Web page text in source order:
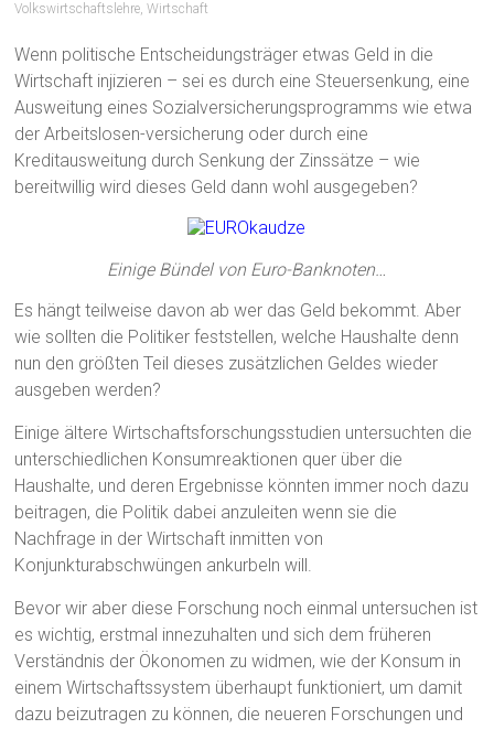
Volkswirtschaftslehre,Wirtschaft
Wenn politische Entscheidungsträger etwas Geld in die
Wirtschaft injizieren – sei es durch eine Steuersenkung, eine
Ausweitung eines Sozialversicherungsprogramms wie etwa
der Arbeitslosen-versicherung oder durch eine
Kreditausweitung durch Senkung der Zinssätze – wie
bereitwillig wird dieses Geld dann wohl ausgegeben?
Einige Bündel von Euro-Banknoten…
Es hängt teilweise davon ab wer das Geld bekommt. Aber
wie sollten die Politiker feststellen, welche Haushalte denn
nun den größten Teil dieses zusätzlichen Geldes wieder
ausgeben werden?
Einige ältere Wirtschaftsforschungsstudien untersuchten die
unterschiedlichen Konsumreaktionen quer über die
Haushalte, und deren Ergebnisse könnten immer noch dazu
beitragen, die Politik dabei anzuleiten wenn sie die
Nachfrage in der Wirtschaft inmitten von
Konjunkturabschwüngen ankurbeln will.
Bevor wir aber diese Forschung noch einmal untersuchen ist
es wichtig, erstmal innezuhalten und sich dem früheren
Verständnis der Ökonomen zu widmen, wie der Konsum in
einem Wirtschaftssystem überhaupt funktioniert, um damit
dazu beizutragen zu können, die neueren Forschungen und